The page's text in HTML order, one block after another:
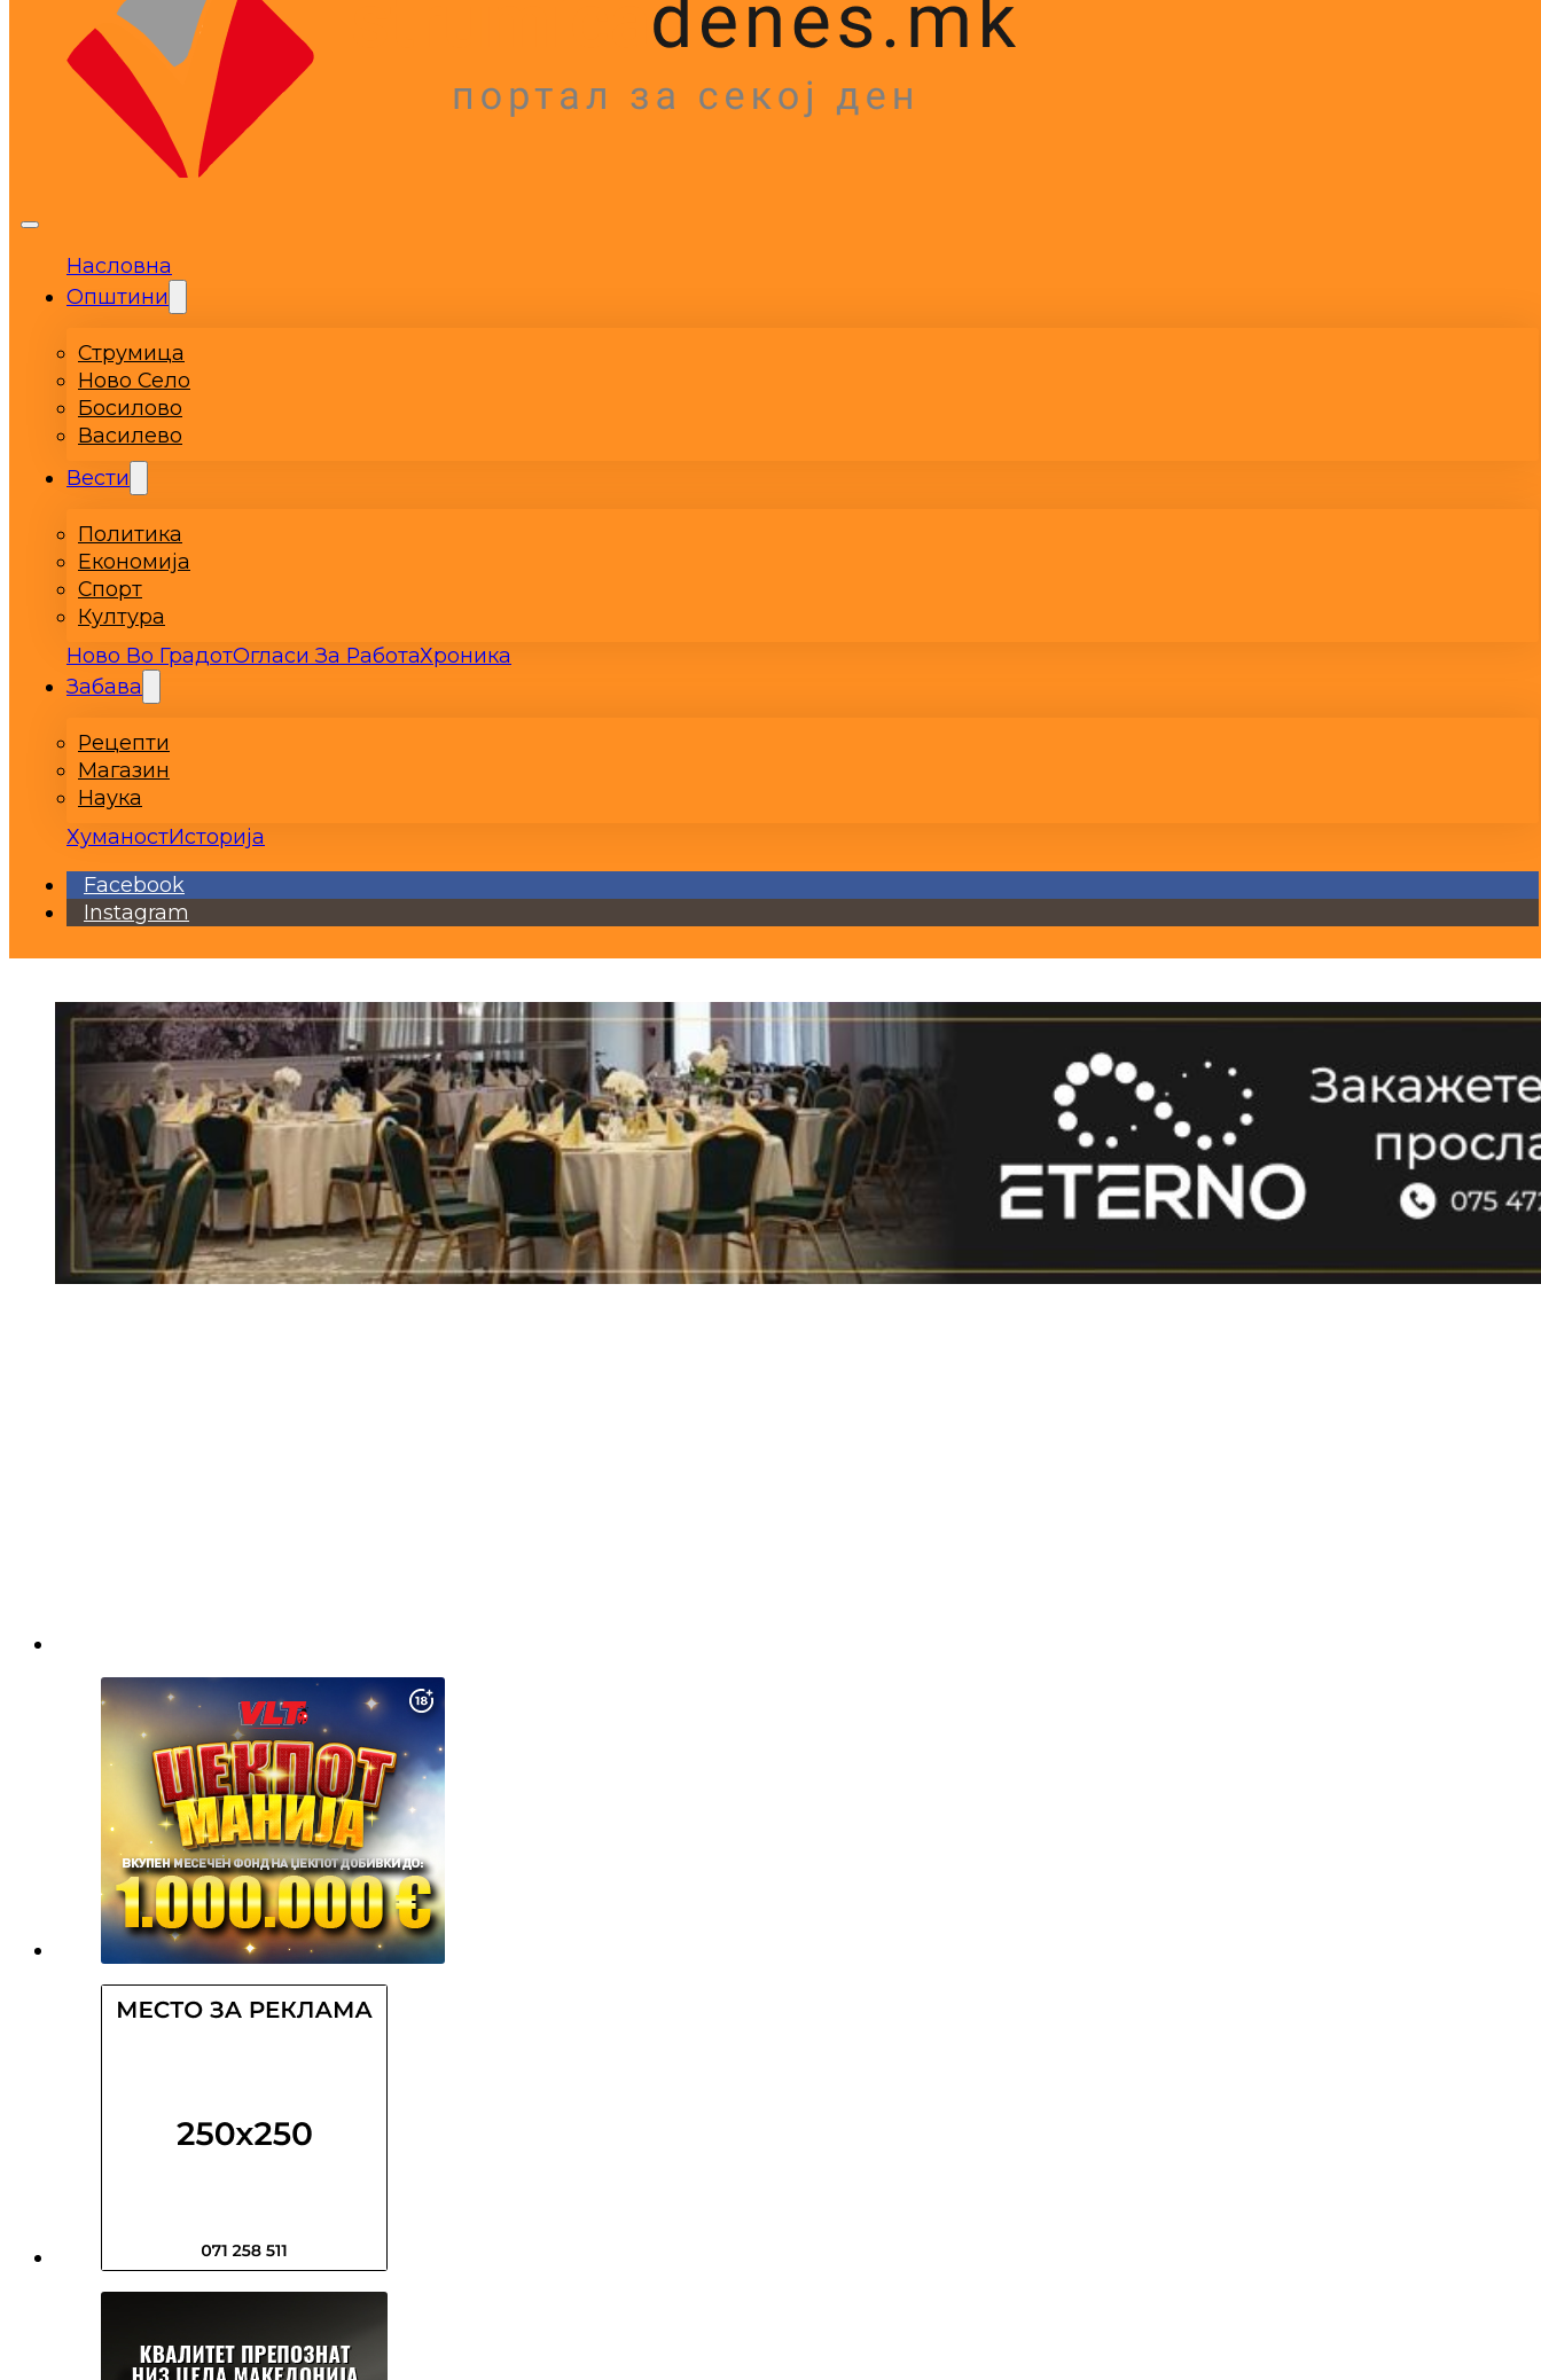
Насловна
Општини
Струмица
Ново Село
Босилово
Василево
Вести
Политика
Економија
Спорт
Култура
Ново Во ГрадотОгласи За РаботаХроника
Забава
Рецепти
Магазин
Наука
ХуманостИсторија
Facebook
Instagram